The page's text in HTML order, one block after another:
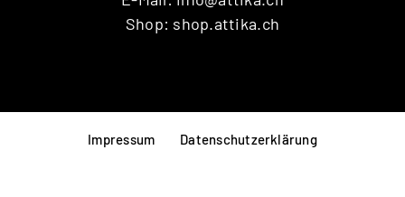
Shop: shop.attika.ch
Impressum Datenschutzerklärung